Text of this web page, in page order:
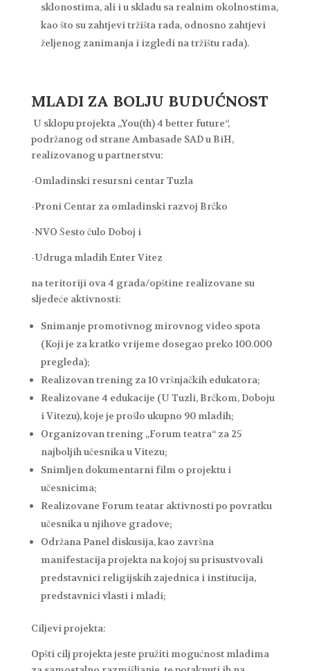
sklonostima, ali i u skladu sa realnim okolnostima,
kao što su zahtjevi tržišta rada, odnosno zahtjevi
željenog zanimanja i izgledi na tržištu rada).
MLADI ZA BOLJU BUDUĆNOST
U sklopu projekta „You(th) 4 better future“,
podržanog od strane Ambasade SAD u BiH,
realizovanog u partnerstvu:
-Omladinski resursni centar Tuzla
-Proni Centar za omladinski razvoj Brčko
-NVO Šesto čulo Doboj i
-Udruga mladih Enter Vitez
na teritoriji ova 4 grada/opštine realizovane su
sljedeće aktivnosti:
Snimanje promotivnog mirovnog video spota
(Koji je za kratko vrijeme dosegao preko 100.000
pregleda);
Realizovan trening za 10 vršnjačkih edukatora;
Realizovane 4 edukacije (U Tuzli, Brčkom, Doboju
i Vitezu), koje je prošlo ukupno 90 mladih;
Organizovan trening „Forum teatra“ za 25
najboljih učesnika u Vitezu;
Snimljen dokumentarni film o projektu i
učesnicima;
Realizovane Forum teatar aktivnosti po povratku
učesnika u njihove gradove;
Održana Panel diskusija, kao završna
manifestacija projekta na kojoj su prisustvovali
predstavnici religijskih zajednica i institucija,
predstavnici vlasti i mladi;
Ciljevi projekta:
Opšti cilj projekta jeste pružiti mogućnost mladima